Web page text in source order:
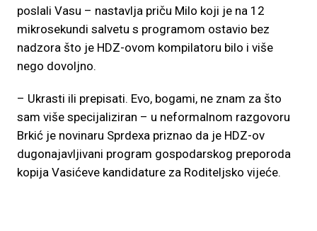
poslali Vasu – nastavlja priču Milo koji je na 12
mikrosekundi salvetu s programom ostavio bez
nadzora što je HDZ-ovom kompilatoru bilo i više
nego dovoljno.
– Ukrasti ili prepisati. Evo, bogami, ne znam za što
sam više specijaliziran – u neformalnom razgovoru
Brkić je novinaru Sprdexa priznao da je HDZ-ov
dugonajavljivani program gospodarskog preporoda
kopija Vasićeve kandidature za Roditeljsko vijeće.